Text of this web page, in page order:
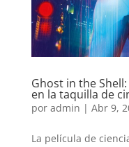
Ghost in the
en la taquilla de
por admin | Abr 9,
La película de